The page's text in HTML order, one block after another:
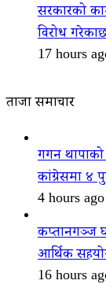
सरकारको
विरोध
17 hours
ताजा समाचार
गगन थापाको
कांग्रेसमा ४
4 hours ago
कप्तानगञ्ज
आर्थिक
16 hours